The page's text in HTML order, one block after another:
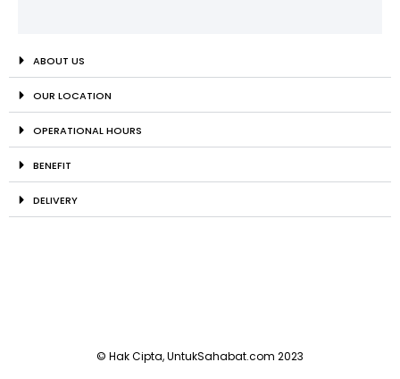
ABOUT US
OUR LOCATION
OPERATIONAL HOURS
BENEFIT
DELIVERY
© Hak Cipta, UntukSahabat.com 2023